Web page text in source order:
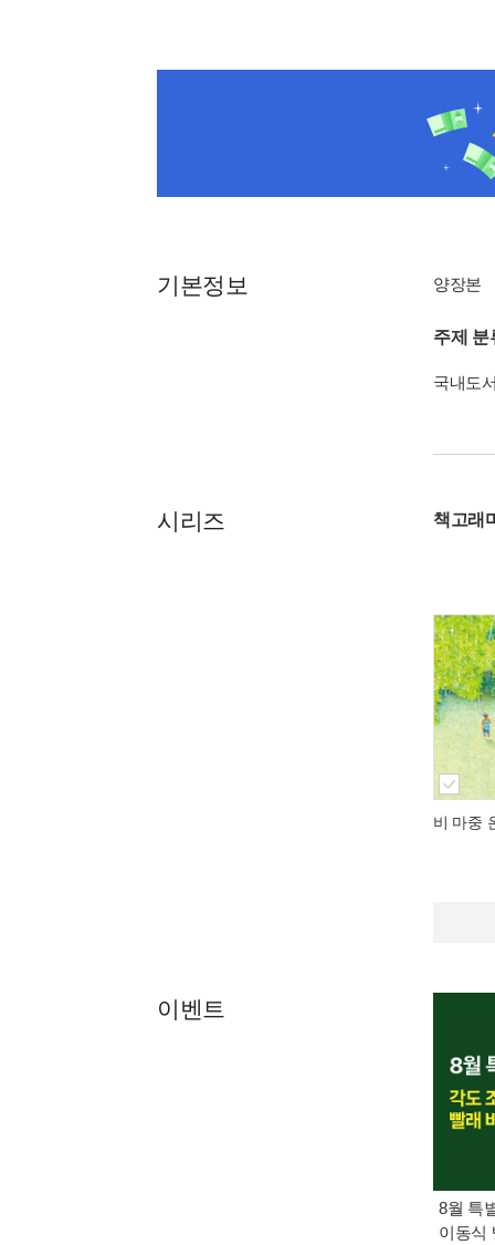
기본정보 양장본
주제 분
국내도
시리즈 책고래
비 마중
이벤트
8월 특
이동식